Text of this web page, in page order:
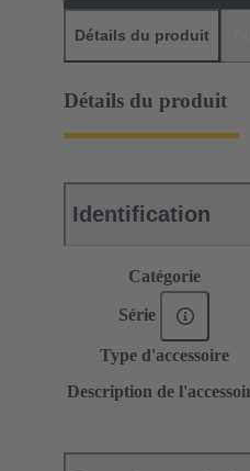
Détails du produit
Détails du produit
Identification
Catégorie
Série
Type d'accessoire
Description de